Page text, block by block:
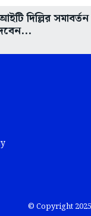
দিল্লির সমাবর্তন
© Copyright